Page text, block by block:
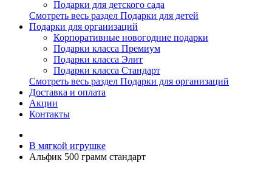
Подарки для детского сада
Смотреть весь раздел Подарки для детей
Подарки для организаций
Корпоративные новогодние подарки
Подарки класса Премиум
Подарки класса Элит
Подарки класса Стандарт
Смотреть весь раздел Подарки для организаций
Доставка и оплата
Акции
Контакты
В мягкой игрушке
Альфик 500 грамм стандарт